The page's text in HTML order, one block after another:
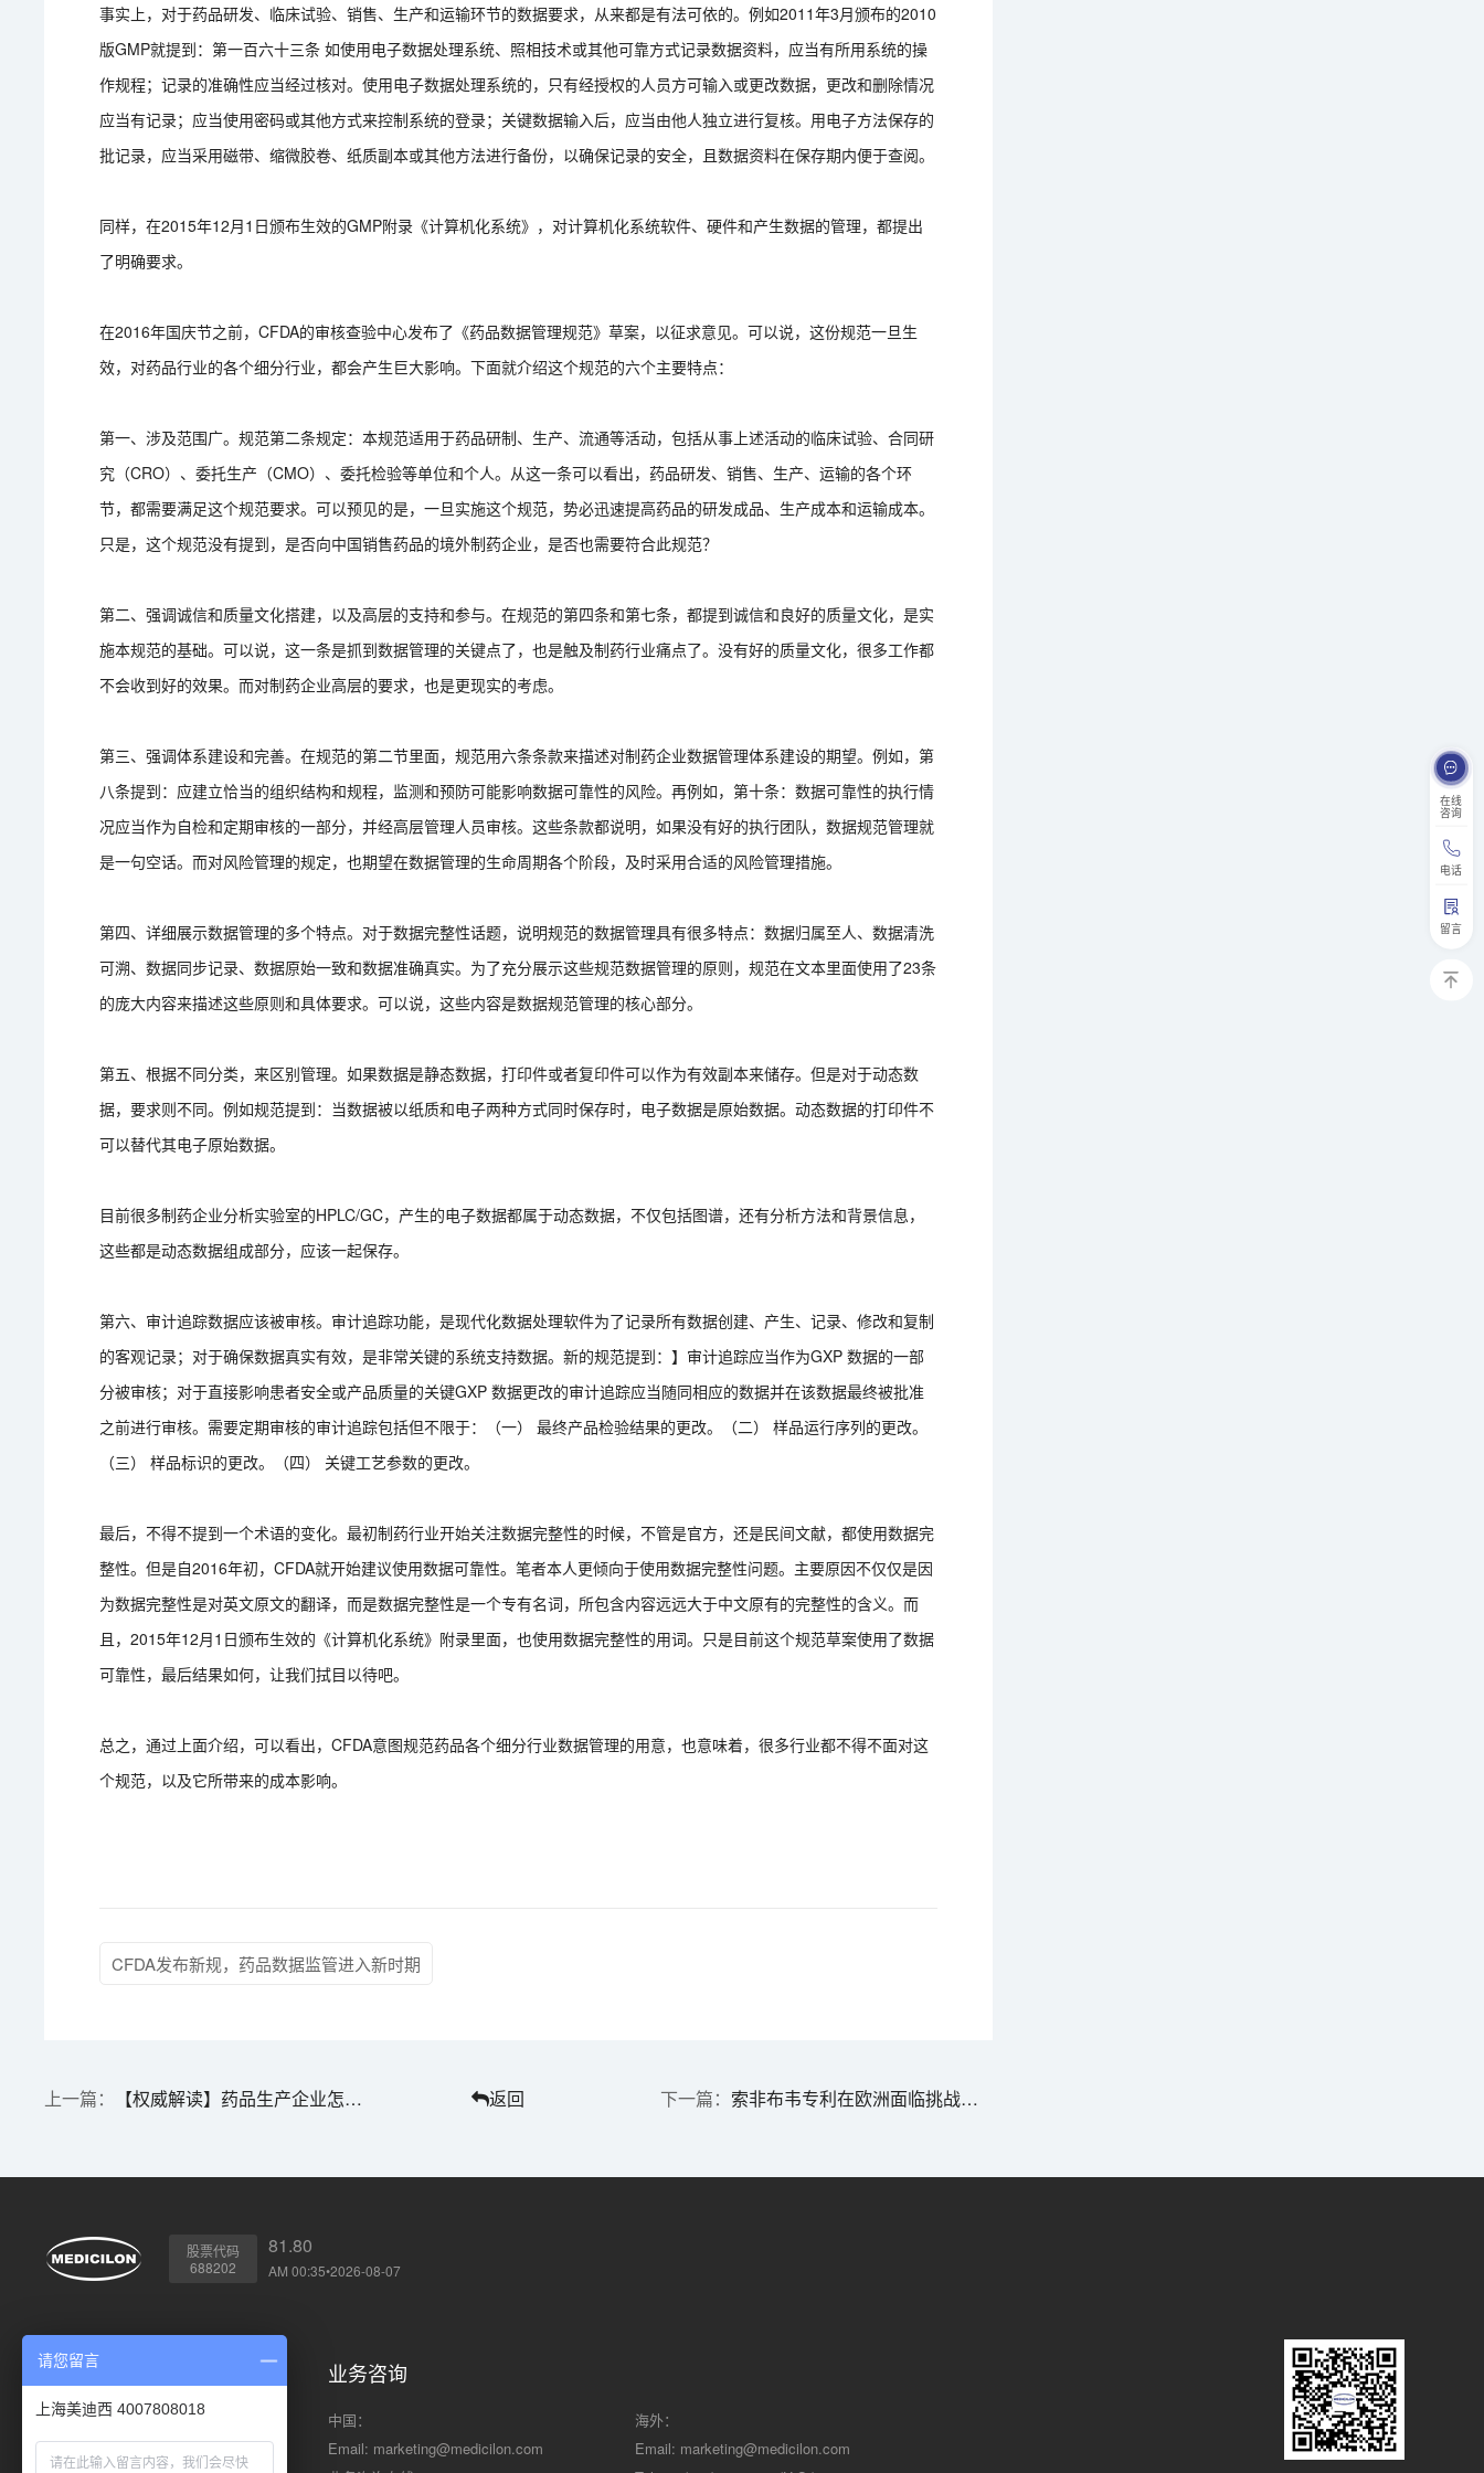
在线
咨询
电话
留言
事实上，对于药品研发、临床试验、销售、生产和运输环节的数据要求，从来都是有法可依的。例如2011年3月颁布的2010
版GMP就提到：第一百六十三条 如使用电子数据处理系统、照相技术或其他可靠方式记录数据资料，应当有所用系统的操
作规程；记录的准确性应当经过核对。使用电子数据处理系统的，只有经授权的人员方可输入或更改数据，更改和删除情况
应当有记录；应当使用密码或其他方式来控制系统的登录；关键数据输入后，应当由他人独立进行复核。用电子方法保存的
批记录，应当采用磁带、缩微胶卷、纸质副本或其他方法进行备份，以确保记录的安全，且数据资料在保存期内便于查阅。
同样，在2015年12月1日颁布生效的GMP附录《计算机化系统》，对计算机化系统软件、硬件和产生数据的管理，都提出
了明确要求。
在2016年国庆节之前，CFDA的审核查验中心发布了《药品数据管理规范》草案，以征求意见。可以说，这份规范一旦生
效，对药品行业的各个细分行业，都会产生巨大影响。下面就介绍这个规范的六个主要特点：
第一、涉及范围广。规范第二条规定：本规范适用于药品研制、生产、流通等活动，包括从事上述活动的临床试验、合同研
究（CRO）、委托生产（CMO）、委托检验等单位和个人。从这一条可以看出，药品研发、销售、生产、运输的各个环
节，都需要满足这个规范要求。可以预见的是，一旦实施这个规范，势必迅速提高药品的研发成品、生产成本和运输成本。
只是，这个规范没有提到，是否向中国销售药品的境外制药企业，是否也需要符合此规范？
第二、强调诚信和质量文化搭建，以及高层的支持和参与。在规范的第四条和第七条，都提到诚信和良好的质量文化，是实
施本规范的基础。可以说，这一条是抓到数据管理的关键点了，也是触及制药行业痛点了。没有好的质量文化，很多工作都
不会收到好的效果。而对制药企业高层的要求，也是更现实的考虑。
第三、强调体系建设和完善。在规范的第二节里面，规范用六条条款来描述对制药企业数据管理体系建设的期望。例如，第
八条提到：应建立恰当的组织结构和规程，监测和预防可能影响数据可靠性的风险。再例如，第十条：数据可靠性的执行情
况应当作为自检和定期审核的一部分，并经高层管理人员审核。这些条款都说明，如果没有好的执行团队，数据规范管理就
是一句空话。而对风险管理的规定，也期望在数据管理的生命周期各个阶段，及时采用合适的风险管理措施。
第四、详细展示数据管理的多个特点。对于数据完整性话题，说明规范的数据管理具有很多特点：数据归属至人、数据清洗
可溯、数据同步记录、数据原始一致和数据准确真实。为了充分展示这些规范数据管理的原则，规范在文本里面使用了23条
的庞大内容来描述这些原则和具体要求。可以说，这些内容是数据规范管理的核心部分。
第五、根据不同分类，来区别管理。如果数据是静态数据，打印件或者复印件可以作为有效副本来储存。但是对于动态数
据，要求则不同。例如规范提到：当数据被以纸质和电子两种方式同时保存时，电子数据是原始数据。动态数据的打印件不
可以替代其电子原始数据。
目前很多制药企业分析实验室的HPLC/GC，产生的电子数据都属于动态数据，不仅包括图谱，还有分析方法和背景信息，
这些都是动态数据组成部分，应该一起保存。
第六、审计追踪数据应该被审核。审计追踪功能，是现代化数据处理软件为了记录所有数据创建、产生、记录、修改和复制
的客观记录；对于确保数据真实有效，是非常关键的系统支持数据。新的规范提到：】审计追踪应当作为GXP 数据的一部
分被审核；对于直接影响患者安全或产品质量的关键GXP 数据更改的审计追踪应当随同相应的数据并在该数据最终被批准
之前进行审核。需要定期审核的审计追踪包括但不限于：（一） 最终产品检验结果的更改。（二） 样品运行序列的更改。
（三） 样品标识的更改。（四） 关键工艺参数的更改。
最后，不得不提到一个术语的变化。最初制药行业开始关注数据完整性的时候，不管是官方，还是民间文献，都使用数据完
整性。但是自2016年初，CFDA就开始建议使用数据可靠性。笔者本人更倾向于使用数据完整性问题。主要原因不仅仅是因
为数据完整性是对英文原文的翻译，而是数据完整性是一个专有名词，所包含内容远远大于中文原有的完整性的含义。而
且，2015年12月1日颁布生效的《计算机化系统》附录里面，也使用数据完整性的用词。只是目前这个规范草案使用了数据
可靠性，最后结果如何，让我们拭目以待吧。
总之，通过上面介绍，可以看出，CFDA意图规范药品各个细分行业数据管理的用意，也意味着，很多行业都不得不面对这
个规范，以及它所带来的成本影响。
CFDA发布新规，药品数据监管进入新时期
【权威解读】药品生产企业怎样开展仿制药一致性评价？ 返回 索非布韦专利在欧洲面临挑战仿制药竞争或提前来临
股票代码
688202
81.80
AM 00:35•2026-08-07
川沙总部
地址: 上海市浦东新区川大路585号
邮编: 201299
业务咨询
中国：
Email: marketing@medicilon.com
海外：
Email: marketing@medicilon.com
请您留言
上海美迪西 4007808018